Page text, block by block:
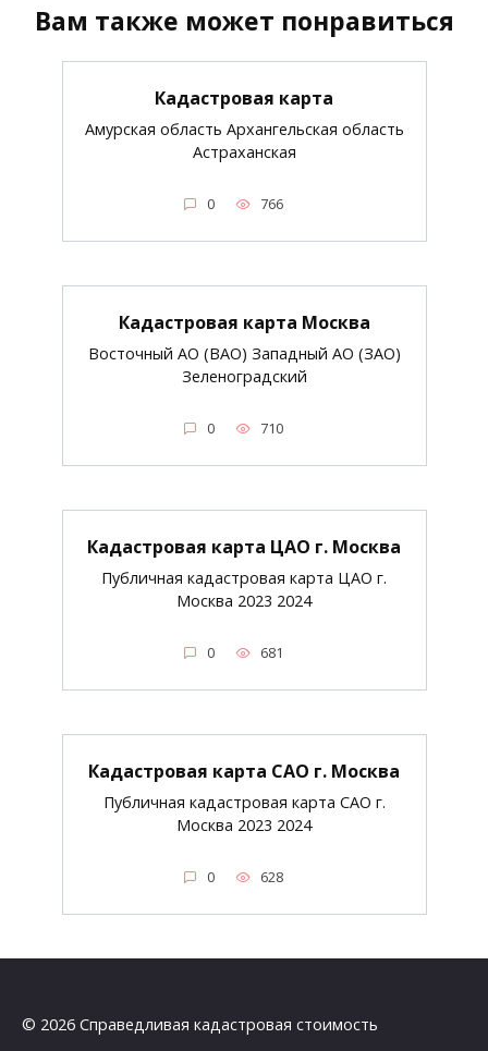
Вам также может понравиться
Кадастровая карта
Амурская область Архангельская область
Астраханская
0 766
Кадастровая карта Москва
Восточный АО (ВАО) Западный АО (ЗАО)
Зеленоградский
0 710
Кадастровая карта ЦАО г. Москва
Публичная кадастровая карта ЦАО г.
Москва 2023 2024
0 681
Кадастровая карта САО г. Москва
Публичная кадастровая карта САО г.
Москва 2023 2024
0 628
© 2026 Справедливая кадастровая стоимость